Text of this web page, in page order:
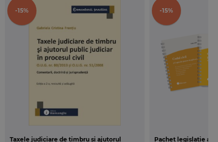
-15%
Taxele judiciare de timbru și ajutorul
-15%
Pachet legislație